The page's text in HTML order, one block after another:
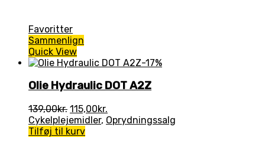
Favoritter
Sammenlign
Quick View
-17%
Olie Hydraulic DOT A2Z
139,00kr. Den
oprindelige
pris
115,00kr.
aktuelle
Cykelplejemidler, Oprydningssalg
Tilføj til kurv